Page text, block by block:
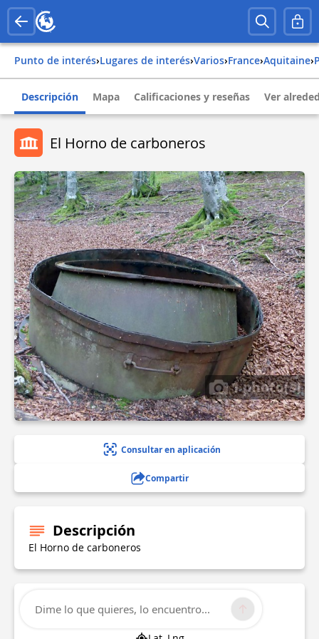
Punto de interés› Lugares de interés› Varios› france› aquitaine›
Descripción Mapa Calificaciones y reseñas Ver
El Horno de carboneros
1 photo(s)
Consultar en aplicación
Compartir
Descripción
El Horno de carboneros
Información técnica
Dime lo que quieres, lo encuentro...